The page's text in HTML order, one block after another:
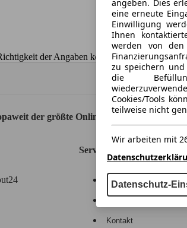
der Angaben keine Gewähr.
der größte Online-Automarkt.
Service
Hilfe
Kontakt
angeben. Dies
eine erneute
Einwilligung
Ihnen
werden von
zu speichern
die
Cookies/Tools
teilweise nicht
Wir arbeiten mit
Datenschutz-